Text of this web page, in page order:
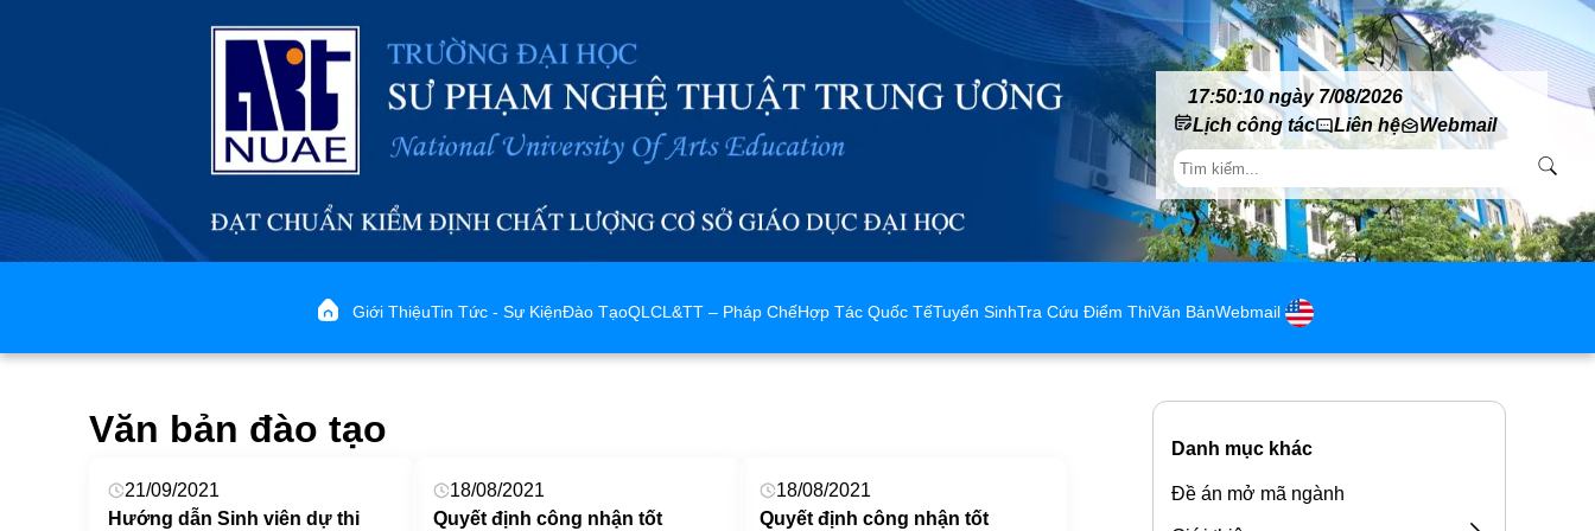
17:50:10 ngày 7/08/2026
Lịch công tác
Liên hệ Webmail
Giới ThiệuTin Tức - Sự KiệnĐào TạoQLCL&TT – Pháp ChếHợp Tác Quốc TếTuyển SinhTra Cứu Điểm ThiVăn BảnWebmail
Văn bản đào tạo
21/09/2021
Hướng dẫn Sinh viên dự thi
18/08/2021
Quyết định công nhận tốt
18/08/2021
Quyết định công nhận tốt
Danh mục khác
Đề án mở mã ngành